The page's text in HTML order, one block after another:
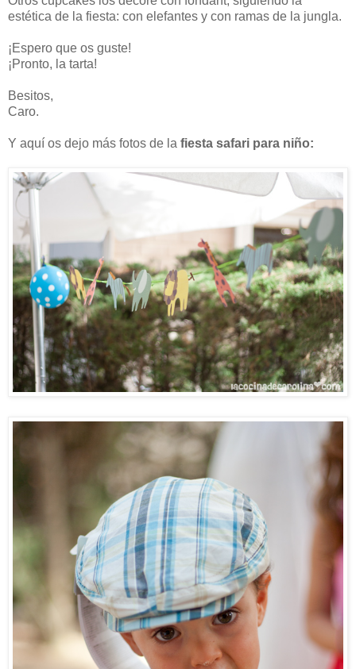
estética de la fiesta: con elefantes y con ramas de la jungla.
¡Espero que os guste!
¡Pronto, la tarta!
Besitos,
Caro.
Y aquí os dejo más fotos de la fiesta safari para niño: